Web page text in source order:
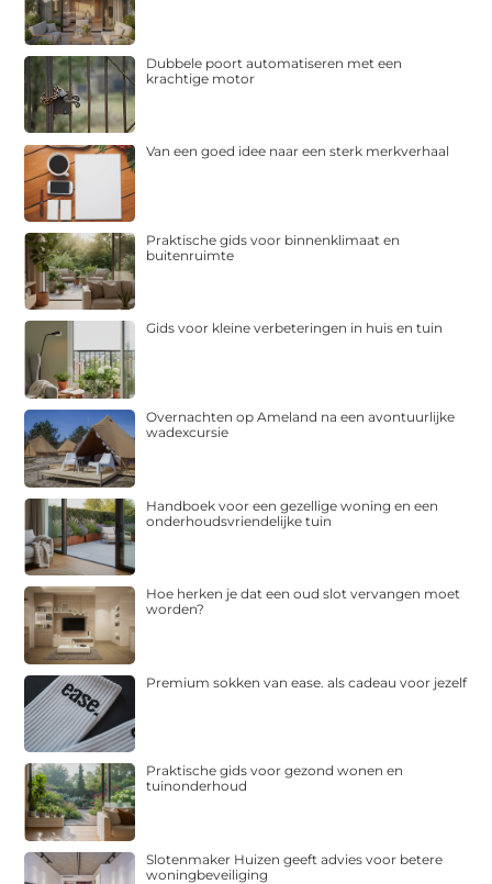
Dubbele poort automatiseren met een
krachtige motor
Van een goed idee naar een sterk merkverhaal
Praktische gids voor binnenklimaat en
buitenruimte
Gids voor kleine verbeteringen in huis en tuin
Overnachten op Ameland na een avontuurlijke
wadexcursie
Handboek voor een gezellige woning en een
onderhoudsvriendelijke tuin
Hoe herken je dat een oud slot vervangen moet
worden?
Premium sokken van ease. als cadeau voor jezelf
Praktische gids voor gezond wonen en
tuinonderhoud
Slotenmaker Huizen geeft advies voor betere
woningbeveiliging